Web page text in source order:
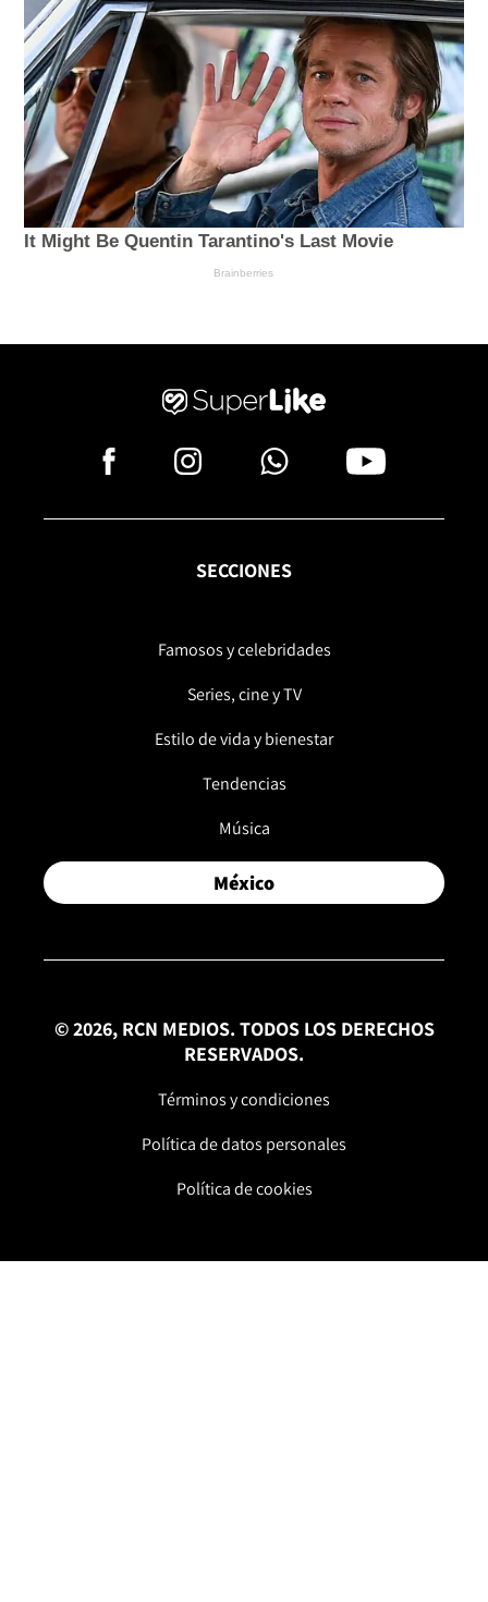
SECCIONES
Famosos y celebridades
Series, cine y TV
Estilo de vida y bienestar
Tendencias
Música
México
© 2026, RCN MEDIOS. TODOS LOS DERECHOS
RESERVADOS.
Términos y condiciones
Política de datos personales
Política de cookies